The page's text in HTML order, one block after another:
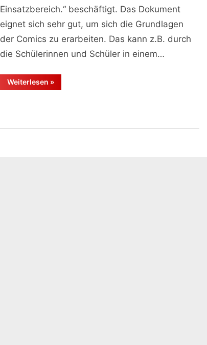
Einsatzbereich.“ beschäftigt. Das Dokument
eignet sich sehr gut, um sich die Grundlagen
der Comics zu erarbeiten. Das kann z.B. durch
die Schülerinnen und Schüler in einem…
Weiterlesen“CompadreComic”
»